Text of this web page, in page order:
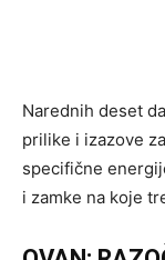
Narednih deset
prilike i izazove
specifične
i zamke na koje